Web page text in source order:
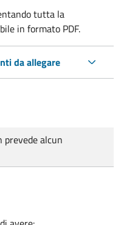
tutta la
in formato PDF.
da allegare
prevede alcun